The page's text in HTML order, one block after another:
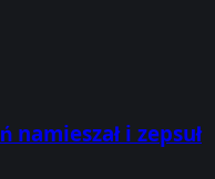
i zepsuł